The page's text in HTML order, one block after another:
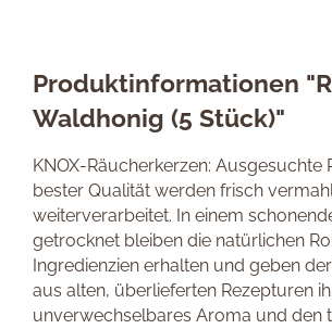
Produktinformationen
Waldhonig (5 Stück)"
KNOX-Räucherkerzen: Ausgesuchte
bester Qualität werden frisch
weiterverarbeitet. In einem
getrocknet bleiben die natürlichen
Ingredienzien erhalten und geben
aus alten, überlieferten Rezepturen
unverwechselbares Aroma und den